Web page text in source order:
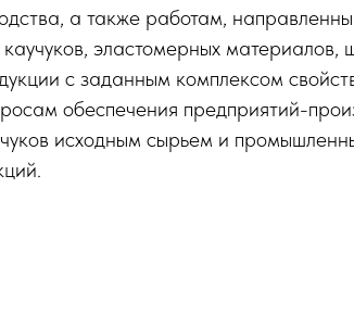
а также работам,
эластомерных материалов,
с заданным комплексом
обеспечения предприятий-
исходным сырьем и